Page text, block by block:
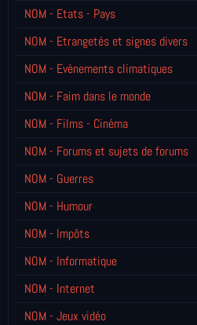
NOM - Etats - Pays
NOM - Etrangetés et signes divers
NOM - Evènements climatiques
NOM - Faim dans le monde
NOM - Films - Cinéma
NOM - Forums et sujets de forums
NOM - Guerres
NOM - Humour
NOM - Impôts
NOM - Informatique
NOM - Internet
NOM - Jeux vidéo